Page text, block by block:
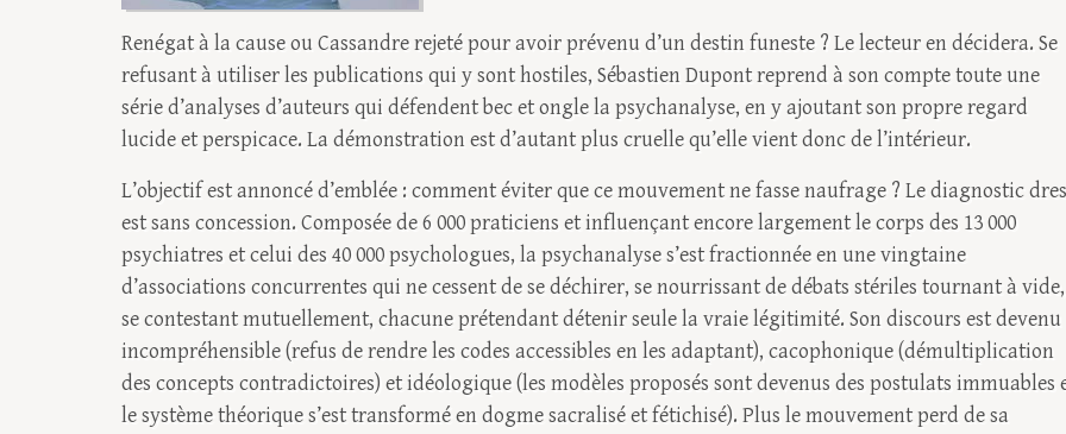
Renégat à la cause ou Cassandre rejeté pour avoir prévenu d’un destin funeste ? Le lecteur en décidera. Se
refusant à utiliser les publications qui y sont hostiles, Sébastien Dupont reprend à son compte toute une
série d’analyses d’auteurs qui défendent bec et ongle la psychanalyse, en y ajoutant son propre regard
lucide et perspicace. La démonstration est d’autant plus cruelle qu’elle vient donc de l’intérieur.
L’objectif est annoncé d’emblée : comment éviter que ce mouvement ne fasse naufrage ? Le diagnostic
est sans concession. Composée de 6 000 praticiens et influençant encore largement le corps des 13 000
psychiatres et celui des 40 000 psychologues, la psychanalyse s’est fractionnée en une vingtaine
d’associations concurrentes qui ne cessent de se déchirer, se nourrissant de débats stériles tournant à vide,
se contestant mutuellement, chacune prétendant détenir seule la vraie légitimité. Son discours est devenu
incompréhensible (refus de rendre les codes accessibles en les adaptant), cacophonique (démultiplication
des concepts contradictoires) et idéologique (les modèles proposés sont devenus des postulats immuables
le système théorique s’est transformé en dogme sacralisé et fétichisé). Plus le mouvement perd de sa